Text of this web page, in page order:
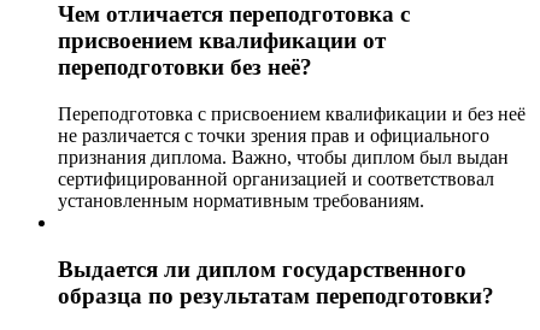
Чем отличается переподготовка с
присвоением квалификации от
переподготовки без неё?
Переподготовка с присвоением квалификации и без неё
не различается с точки зрения прав и официального
признания диплома. Важно, чтобы диплом был выдан
сертифицированной организацией и соответствовал
установленным нормативным требованиям.
Выдается ли диплом государственного
образца по результатам переподготовки?